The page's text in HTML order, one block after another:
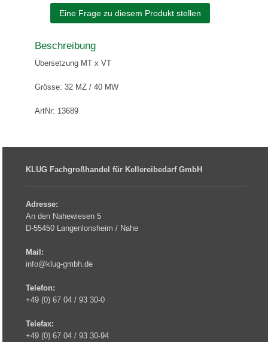
Eine Frage zu diesem Produkt stellen
Beschreibung
Übersetzung MT x VT
Grösse: 32 MZ / 40 MW
ArtNr: 13689
KLUG Fachgroßhandel für Kellereibedarf GmbH
Adresse:
An den Nahewiesen 5
D-55450 Langenlonsheim / Nahe
Mail:
info@klug-gmbh.de
Telefon:
+49 (0) 67 04 / 93 30-0
Telefax:
+49 (0) 67 04 / 93 30-94